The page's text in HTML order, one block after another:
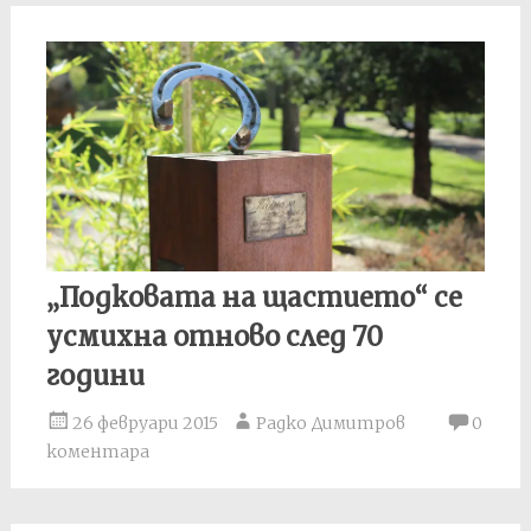
„Подковата на щастието“ се
усмихна отново след 70
години
26 февруари 2015 Радко Димитров
0
коментара